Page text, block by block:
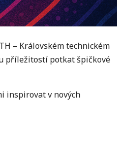
– Královském technickém
příležitostí potkat špičkové
inspirovat v nových